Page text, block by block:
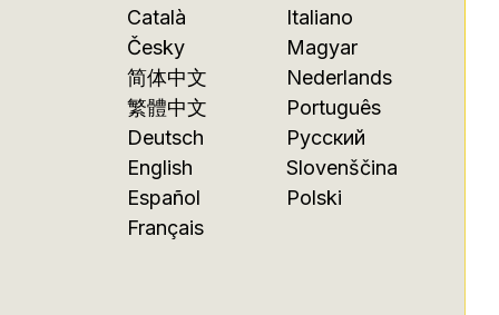
Català
Česky
简体中文
繁體中文
Deutsch
English
Español
Français
Italiano
Magyar
Nederlands
Português
Русский
Slovenščina
Polski